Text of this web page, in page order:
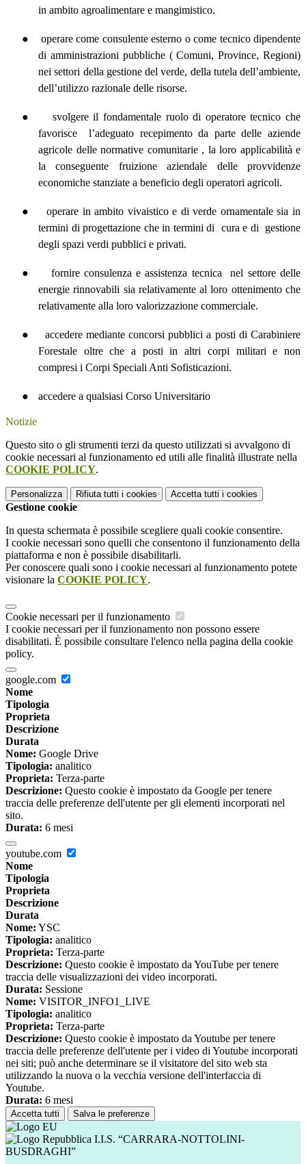
in ambito agroalimentare e mangimistico.
●
operare come consulente esterno o come tecnico dipendente
di amministrazioni pubbliche ( Comuni, Province, Regioni)
nei settori della gestione del verde, della tutela dell’ambiente,
dell’utilizzo razionale delle risorse.
●
svolgere il fondamentale ruolo di operatore tecnico che
favorisce
l’adeguato recepimento da parte delle aziende
agricole delle normative comunitarie , la loro applicabilità e
la conseguente fruizione aziendale delle provvidenze
economiche stanziate a beneficio degli operatori agricoli.
●
operare in ambito vivaistico e di verde ornamentale sia in
termini di progettazione che in termini di
cura e di
gestione
degli spazi verdi pubblici e privati.
● fornire consulenza e assistenza tecnica
nel settore delle
energie rinnovabili sia relativamente al loro ottenimento che
relativamente alla loro valorizzazione commerciale.
●
accedere mediante concorsi pubblici a posti di Carabiniere
Forestale oltre che a posti in altri corpi militari e non
compresi i Corpi Speciali Anti Sofisticazioni.
● accedere a qualsiasi Corso Universitario
Notizie
Questo sito o gli strumenti terzi da questo utilizzati si avvalgono di
cookie necessari al funzionamento ed utili alle finalità illustrate nella
COOKIE POLICY.
Personalizza Rifiuta tutti i cookies Accetta tutti i cookies
Gestione cookie
In questa schermata è possibile scegliere quali cookie consentire.
I cookie necessari sono quelli che consentono il funzionamento della
piattaforma e non è possibile disabilitarli.
Per conoscere quali sono i cookie necessari al funzionamento potete
visionare la COOKIE POLICY.
Cookie necessari per il funzionamento
I cookie necessari per il funzionamento non possono essere
disabilitati. È possibile consultare l'elenco nella pagina della cookie
policy.
google.com
Nome
Tipologia
Proprieta
Descrizione
Durata
Nome: Google Drive
Tipologia: analitico
Proprieta: Terza-parte
Descrizione: Questo cookie è impostato da Google per tenere
traccia delle preferenze dell'utente per gli elementi incorporati nel
sito.
Durata: 6 mesi
youtube.com
Nome
Tipologia
Proprieta
Descrizione
Durata
Nome: YSC
Tipologia: analitico
Proprieta: Terza-parte
Descrizione: Questo cookie è impostato da YouTube per tenere
traccia delle visualizzazioni dei video incorporati.
Durata: Sessione
Nome: VISITOR_INFO1_LIVE
Tipologia: analitico
Proprieta: Terza-parte
Descrizione: Questo cookie è impostato da Youtube per tenere
traccia delle preferenze dell'utente per i video di Youtube incorporati
nei siti; può anche determinare se il visitatore del sito web sta
utilizzando la nuova o la vecchia versione dell'interfaccia di
Youtube.
Durata: 6 mesi
Accetta tutti Salva le preferenze
I.I.S. “CARRARA-NOTTOLINI-
BUSDRAGHI”